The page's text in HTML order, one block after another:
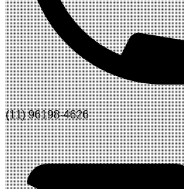
(11) 96198-4626